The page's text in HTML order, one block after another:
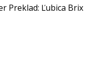
Preklad: Ľubica Brix